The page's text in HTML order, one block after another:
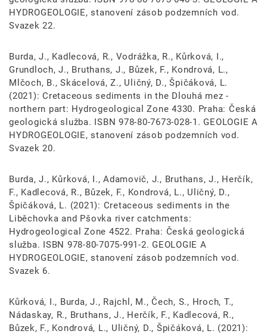
HYDROGEOLOGIE, stanovení zásob podzemních vod.
Svazek 22.
Burda, J., Kadlecová, R., Vodrážka, R., Kůrková, I.,
Grundloch, J., Bruthans, J., Bůzek, F., Kondrová, L.,
Mlčoch, B., Skácelová, Z., Uličný, D., Špičáková, L.
(2021): Cretaceous sediments in the Dlouhá mez -
northern part: Hydrogeological Zone 4330. Praha: Česká
geologická služba. ISBN 978-80-7673-028-1. GEOLOGIE A
HYDROGEOLOGIE, stanovení zásob podzemních vod.
Svazek 20.
Burda, J., Kůrková, I., Adamovič, J., Bruthans, J., Herčík,
F., Kadlecová, R., Bůzek, F., Kondrová, L., Uličný, D.,
Špičáková, L. (2021): Cretaceous sediments in the
Liběchovka and Pšovka river catchments:
Hydrogeological Zone 4522. Praha: Česká geologická
služba. ISBN 978-80-7075-991-2. GEOLOGIE A
HYDROGEOLOGIE, stanovení zásob podzemních vod.
Svazek 6.
Kůrková, I., Burda, J., Rajchl, M., Čech, S., Hroch, T.,
Nádaskay, R., Bruthans, J., Herčík, F., Kadlecová, R.,
Bůzek, F., Kondrová, L., Uličný, D., Špičáková, L. (2021):